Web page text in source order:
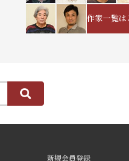
作家一覧は
新規会員登録